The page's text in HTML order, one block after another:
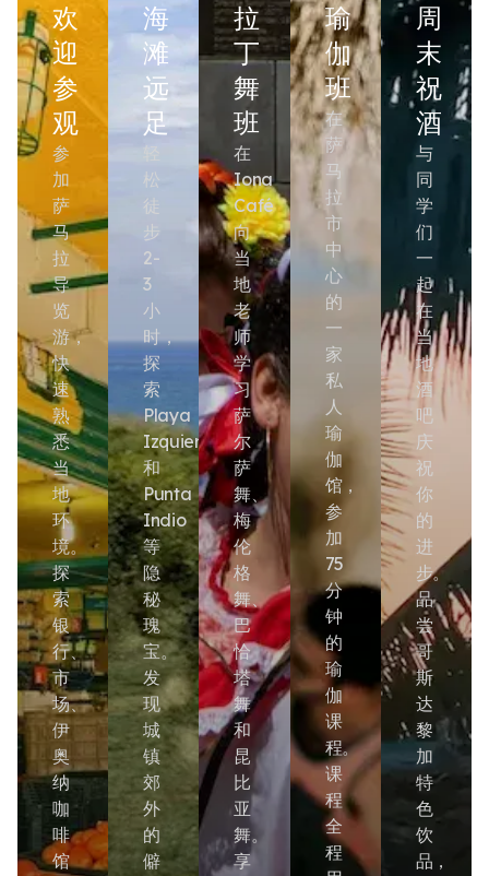
欢
迎
参
观
参
加
萨
马
拉
导
览
游，
快
速
熟
悉
当
地
环
境。
探
索
银
行、
市
场、
伊
奥
纳
咖
啡
馆
海
滩
远
足
轻
松
徒
步
2-
3
小
时，
探
索
Playa
Izquierda
和
Punta
Indio
等
隐
秘
瑰
宝。
发
现
城
镇
郊
外
的
僻
拉
丁
舞
班
在
Iona
Café
向
当
地
老
师
学
习
萨
尔
萨
舞、
梅
伦
格
舞、
巴
恰
塔
舞
和
昆
比
亚
舞。
享
瑜
伽
班
在
萨
马
拉
市
中
心
的
一
家
私
人
瑜
伽
馆，
参
加
75
分
钟
的
瑜
伽
课
程。
课
程
全
程
周
末
祝
酒
与
同
学
们
一
起
在
当
地
酒
吧
庆
祝
你
的
进
步。
品
尝
哥
斯
达
黎
加
特
色
饮
品，